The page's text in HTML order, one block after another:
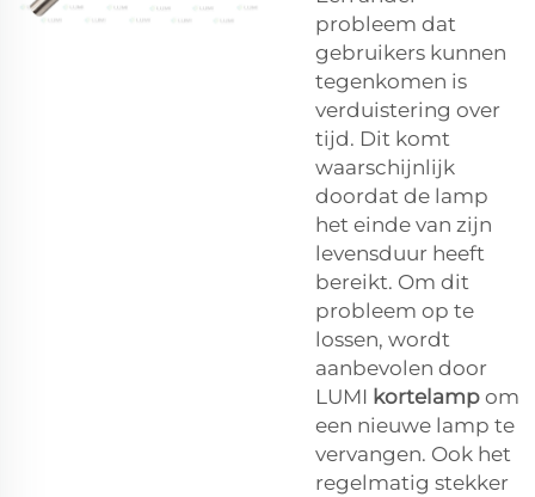
probleem dat
gebruikers kunnen
tegenkomen is
verduistering over
tijd. Dit komt
waarschijnlijk
doordat de lamp
het einde van zijn
levensduur heeft
bereikt. Om dit
probleem op te
lossen, wordt
aanbevolen door
LUMI kortelamp om
een nieuwe lamp te
vervangen. Ook het
regelmatig stekker